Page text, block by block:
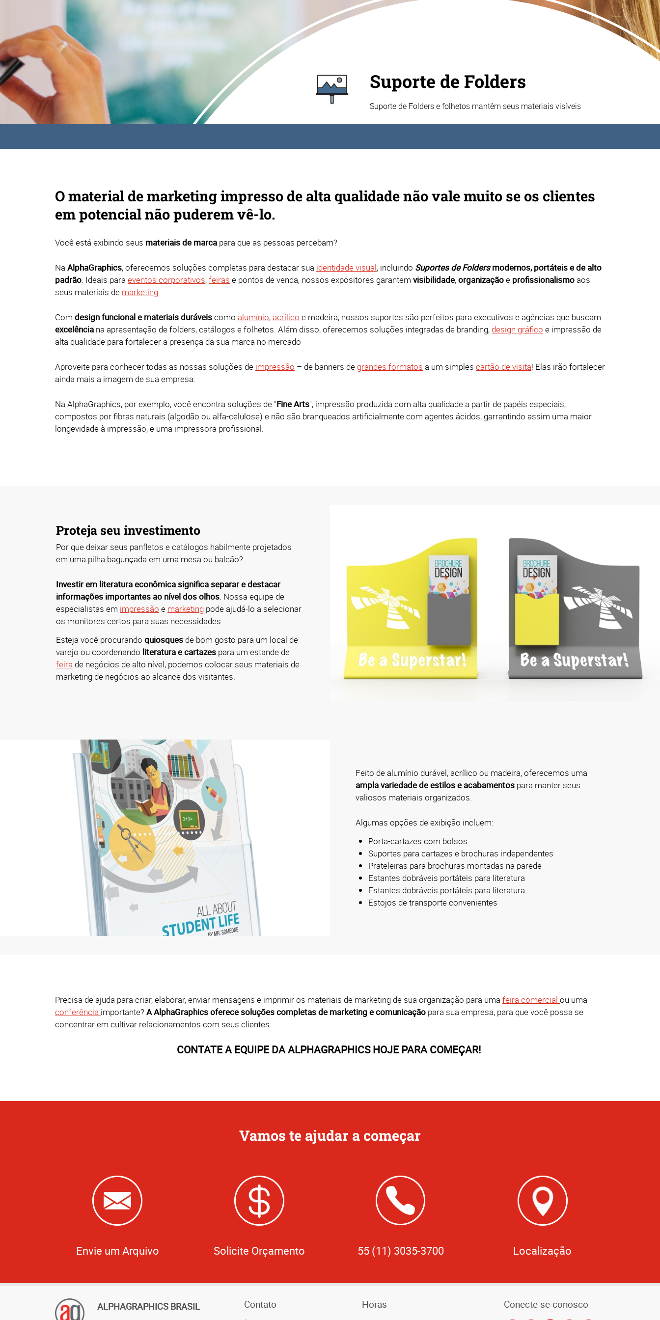
Suporte de Folders
Suporte de Folders e folhetos mantêm seus materiais visíveis
O material de marketing impresso de alta qualidade não vale muito se os clientes
em potencial não puderem vê-lo.
Você está exibindo seus materiais de marca para que as pessoas percebam?
Na AlphaGraphics, oferecemos soluções completas para destacar sua identidade visual, incluindo Suportes de Foldersmodernos, portáteis e de alto
padrão. Ideais para eventos corporativos,feiras e pontos de venda, nossos expositores garantem visibilidade,organizaçãoe profissionalismoaos
seus materiais de marketing.
Com design funcional e materiais duráveiscomo alumínio,acrílico e madeira, nossos suportes são perfeitos para executivos e agências que buscam
excelência na apresentação de folders, catálogos e folhetos. Além disso, oferecemos soluções integradas de branding, design gráfico e impressão de
alta qualidade para fortalecer a presença da sua marca no mercado
Aproveite para conhecer todas as nossas soluções de impressão – de banners de grandes formatos a um simples cartão de visita! Elas irão fortalecer
ainda mais a imagem de sua empresa.
Na AlphaGraphics, por exemplo, você encontra soluções de "Fine Arts", impressão produzida com alta qualidade a partir de papéis especiais,
compostos por fibras naturais (algodão ou alfa-celulose) e não são branqueados artificialmente com agentes ácidos, garrantindo assim uma maior
longevidade à impressão, e uma impressora profissional.
Proteja seu investimento
Por que deixar seus panfletos e catálogos habilmente projetados
em uma pilha bagunçada em uma mesa ou balcão?
Investir em literatura econômica significa separar e destacar
informações importantes ao nível dos olhos. Nossa equipe de
especialistas em impressão e marketing pode ajudá-lo a selecionar
os monitores certos para suas necessidades
Esteja você procurando quiosques de bom gosto para um local de
varejo ou coordenando literatura e cartazes para um estande de
feira de negócios de alto nível, podemos colocar seus materiais de
marketing de negócios ao alcance dos visitantes.
Feito de alumínio durável, acrílico ou madeira, oferecemos uma
ampla variedade de estilos e acabamentos para manter seus
valiosos materiais organizados.
Algumas opções de exibição incluem:
Porta-cartazes com bolsos
Suportes para cartazes e brochuras independentes
Prateleiras para brochuras montadas na parede
Estantes dobráveis portáteis para literatura
Estantes dobráveis portáteis para literatura
Estojos de transporte convenientes
Precisa de ajuda para criar, elaborar, enviar mensagens e imprimir os materiais de marketing de sua organização para uma feira comercial ou uma
conferência importante? AAlphaGraphicsoferece soluções completas de marketing e comunicação para sua empresa, para que você possa se
concentrar em cultivar relacionamentos com seus clientes.
CONTATE A EQUIPE DA ALPHAGRAPHICS HOJE PARA COMEÇAR!
Vamos te ajudar a começar
Envie um Arquivo Solicite Orçamento 55 (11) 3035-3700 Localização
ALPHAGRAPHICS BRASIL Contato Horas Conecte-se conosco